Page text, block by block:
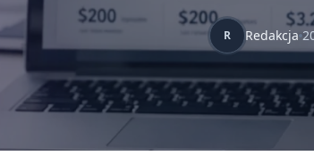
R Redakcja